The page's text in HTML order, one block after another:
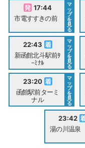
17:44
市電すすきの前
マ
ッ
プ
を
見
る
22:43
新函館北斗駅前ﾀ
ｰﾐﾅﾙ
マ
ッ
プ
を
見
る
23:20
函館駅前ターミ
ナル
マ
ッ
プ
を
見
る
23:42
湯の川温泉